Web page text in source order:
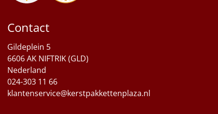
Contact
Gildeplein 5
6606 AK NIFTRIK (GLD)
Nederland
024-303 11 66
klantenservice@kerstpakkettenplaza.nl